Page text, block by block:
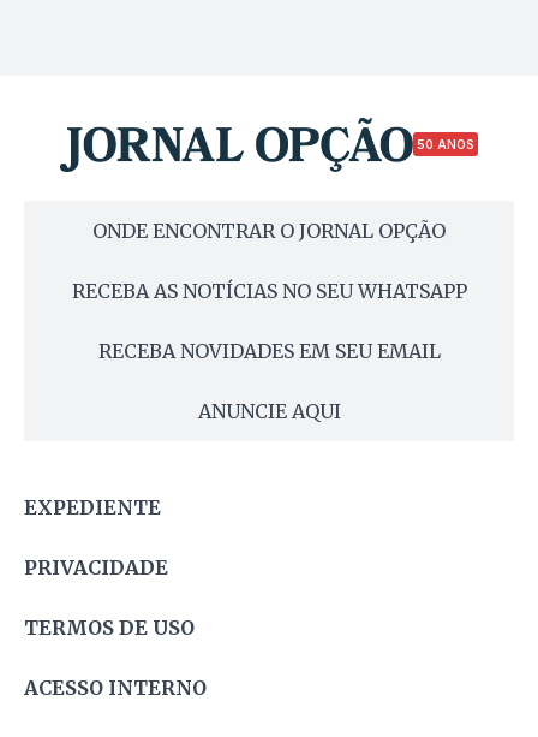
50 ANOS
ONDE ENCONTRAR O JORNAL OPÇÃO
RECEBA AS NOTÍCIAS NO SEU WHATSAPP
RECEBA NOVIDADES EM SEU EMAIL
ANUNCIE AQUI
EXPEDIENTE
PRIVACIDADE
TERMOS DE USO
ACESSO INTERNO